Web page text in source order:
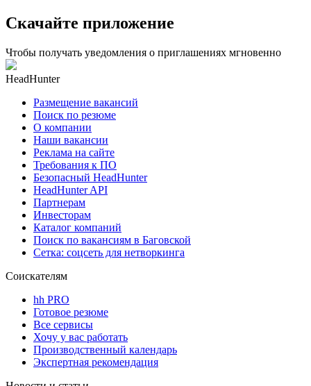
Скачайте приложение
Чтобы получать уведомления о приглашениях мгновенно
HeadHunter
Размещение вакансий
Поиск по резюме
О компании
Наши вакансии
Реклама на сайте
Требования к ПО
Безопасный HeadHunter
HeadHunter API
Партнерам
Инвесторам
Каталог компаний
Поиск по вакансиям в Баговской
Сетка: соцсеть для нетворкинга
Соискателям
hh PRO
Готовое резюме
Все сервисы
Хочу у вас работать
Производственный календарь
Экспертная рекомендация